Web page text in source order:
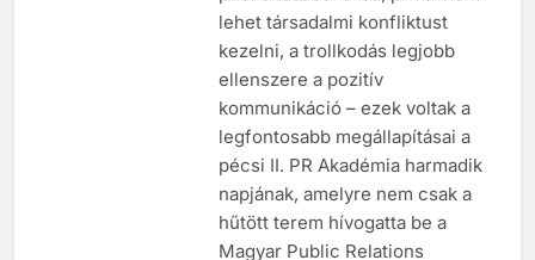
publicitásából ered, pr-rel nem
lehet társadalmi konfliktust
kezelni, a trollkodás legjobb
ellenszere a pozitív
kommunikáció – ezek voltak a
legfontosabb megállapításai a
pécsi II. PR Akadémia harmadik
napjának, amelyre nem csak a
hűtött terem hívogatta be a